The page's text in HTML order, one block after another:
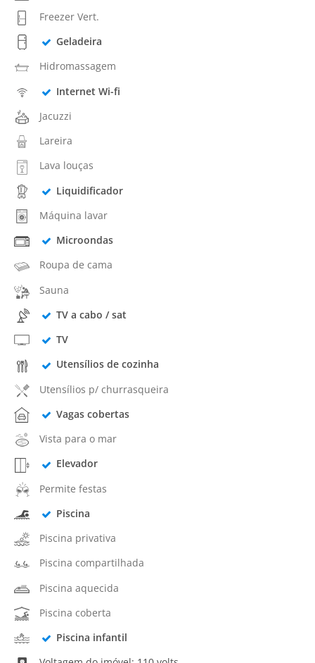
Freezer Vert.
Geladeira
Hidromassagem
Internet Wi-fi
Jacuzzi
Lareira
Lava louças
Liquidificador
Máquina lavar
Microondas
Roupa de cama
Sauna
TV a cabo / sat
TV
Utensílios de cozinha
Utensílios p/ churrasqueira
Vagas cobertas
Vista para o mar
Elevador
Permite festas
Piscina
Piscina privativa
Piscina compartilhada
Piscina aquecida
Piscina coberta
Piscina infantil